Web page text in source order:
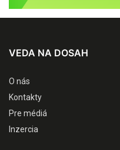
VEDA NA DOSAH
O nás
Kontakty
Pre médiá
Inzercia